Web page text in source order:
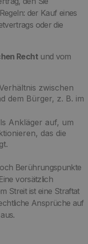
der Kauf eines
oder die
Rechtund vom
zwischen
dem Bürger, z. B. im
Ankläger auf, um
das die
Berührungspunkte
vorsätzlich
Streit ist eine Straftat
Ansprüche auf